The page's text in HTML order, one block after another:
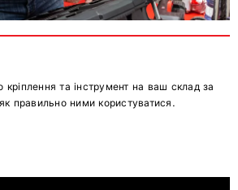
кріплення та інструмент на ваш склад за
правильно ними користуватися.